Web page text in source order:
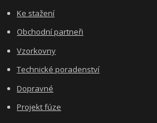
Ke stažení
Obchodní partneři
Vzorkovny
Technické poradenství
Dopravné
Projekt fúze